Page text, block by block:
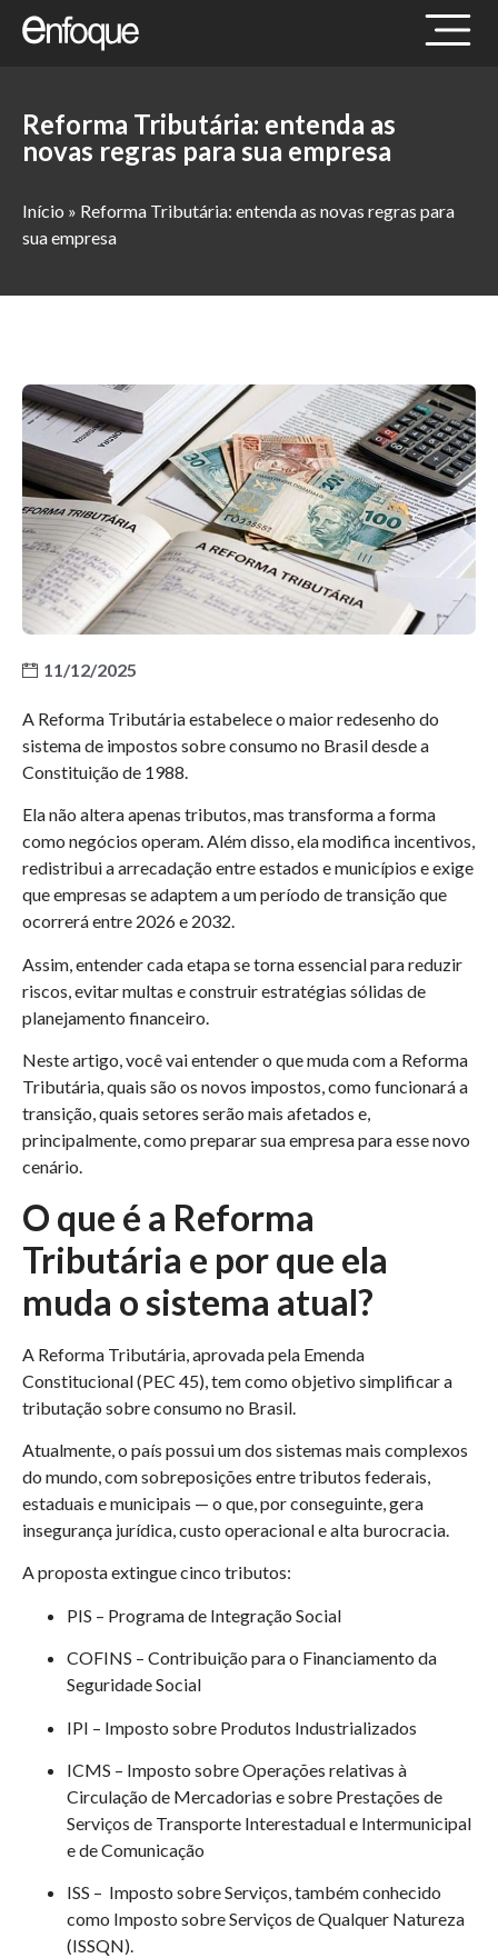
Reforma Tributária: entenda as
novas regras para sua empresa
Início » Reforma Tributária: entenda as novas regras para
sua empresa
11/12/2025
A Reforma Tributária estabelece o maior redesenho do
sistema de impostos sobre consumo no Brasil desde a
Constituição de 1988.
Ela não altera apenas tributos, mas transforma a forma
como negócios operam. Além disso, ela modifica incentivos,
redistribui a arrecadação entre estados e municípios e exige
que empresas se adaptem a um período de transição que
ocorrerá entre 2026 e 2032.
Assim, entender cada etapa se torna essencial para reduzir
riscos, evitar multas e construir estratégias sólidas de
planejamento financeiro.
Neste artigo, você vai entender o que muda com a Reforma
Tributária, quais são os novos impostos, como funcionará a
transição, quais setores serão mais afetados e,
principalmente, como preparar sua empresa para esse novo
cenário.
O que é a Reforma
Tributária e por que ela
muda o sistema atual?
A Reforma Tributária, aprovada pela Emenda
Constitucional (PEC 45), tem como objetivo simplificar a
tributação sobre consumo no Brasil.
Atualmente, o país possui um dos sistemas mais complexos
do mundo, com sobreposições entre tributos federais,
estaduais e municipais — o que, por conseguinte, gera
insegurança jurídica, custo operacional e alta burocracia.
A proposta extingue cinco tributos:
PIS – Programa de Integração Social
COFINS – Contribuição para o Financiamento da
Seguridade Social
IPI – Imposto sobre Produtos Industrializados
ICMS – Imposto sobre Operações relativas à
Circulação de Mercadorias e sobre Prestações de
Serviços de Transporte Interestadual e Intermunicipal
e de Comunicação
ISS – Imposto sobre Serviços, também conhecido
como Imposto sobre Serviços de Qualquer Natureza
(ISSQN).